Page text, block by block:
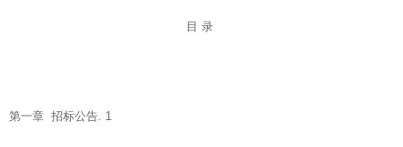
目 录
第一章 招标公告. 1